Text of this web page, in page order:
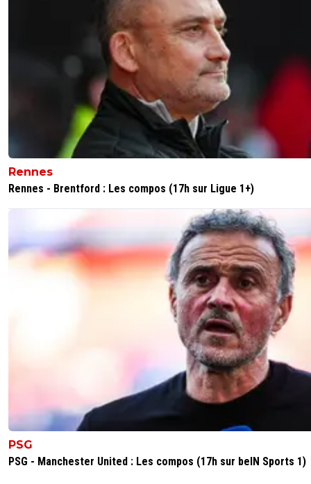
Rennes
Rennes - Brentford : Les compos (17h sur Ligue 1+)
PSG
PSG - Manchester United : Les compos (17h sur beIN Sports 1)